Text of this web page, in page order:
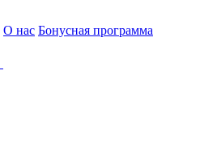
О нас Бонусная программа